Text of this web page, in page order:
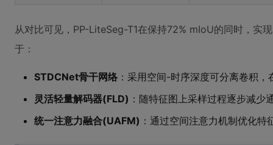
从对比可见，PP-LiteSeg-T1在保持72% mIoU的同时，实
于：
STDCNet骨干网络 ：采用空间-时序深度可分离卷积
灵活轻量解码器(FLD) ：随特征图上采样过程逐步减少
统一注意力融合(UAFM) ：通过空间注意力机制优化特